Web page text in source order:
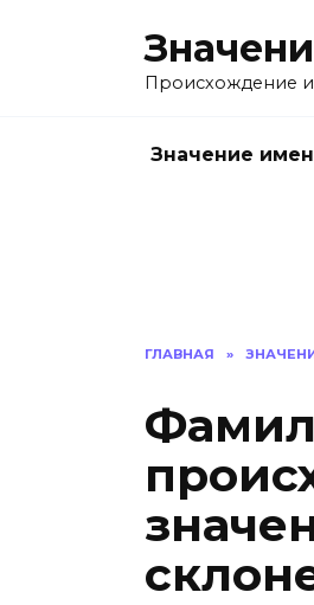
Происхождение
Значение
ГЛАВНАЯ »